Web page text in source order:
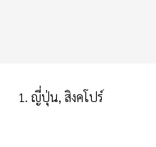
1. ญี่ปุ่น, สิงคโปร์